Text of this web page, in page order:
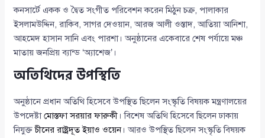
কনসার্টে একক ও দ্বৈত সংগীত পরিবেশন করেন মিঠুন চক্র, পালাকার
ইসলামউদ্দিন, রাকিব, সাগর দেওয়ান, আরজ আলী ওস্তাদ, আতিয়া আনিশা,
আহমেদ হাসান সানি এবং পারশা। অনুষ্ঠানের একেবারে শেষ পর্যায়ে মঞ্চ
মাতায় জনপ্রিয় ব্যান্ড ‘অ্যাশেজ’।
অতিথিদের উপস্থিতি
অনুষ্ঠানে প্রধান অতিথি হিসেবে উপস্থিত ছিলেন সংস্কৃতি বিষয়ক মন্ত্রণালয়ের
উপদেষ্টামোস্তফা সরয়ার ফারুকী । বিশেষ অতিথি হিসেবে ছিলেন ঢাকায়
নিযুক্তচীনের রাষ্ট্রদূত ইয়াও ওয়েন। আরও উপস্থিত ছিলেন সংস্কৃতি বিষয়ক